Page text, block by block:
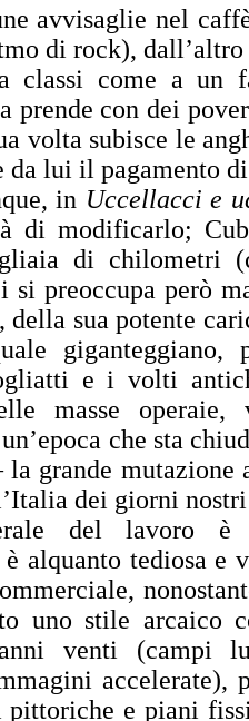
avvisaglie nel
di rock),
classi come a un
prende con dei
volta subisce le
da lui il pagamento
in Uccellacci e
di modificarlo;
di chilometri
si preoccupa però
della sua potente
giganteggiano,
e i volti
masse
che sta
grande mutazione
dei giorni
del lavoro è
alquanto tediosa e
uno stile arcaico
venti (campi
accelerate),
pittoriche e piani